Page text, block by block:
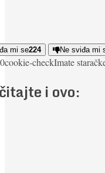
mi se224 Ne sviđa mi
0cookie-checkImate
i ovo: